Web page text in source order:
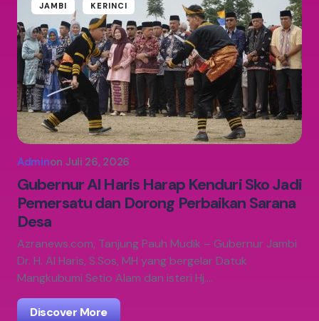
JAMBI KERINCI
Adminon Juli 26, 2026
Gubernur Al Haris Harap Kenduri Sko Jadi
Pemersatu dan Dorong Perbaikan Sarana
Desa
Azranews.com, Tanjung Pauh Mudik – Gubernur Jambi
Dr. H. Al Haris, S.Sos, MH yang bergelar Datuk
Mangkubumi Setio Alam dan isteri Hj.…
Discover More